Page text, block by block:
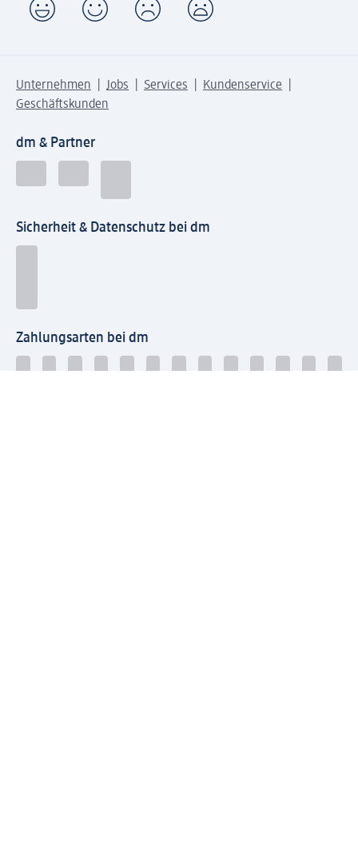
Unternehmen Jobs Services
Kundenservice
Geschäftskunden
dm & Partner
Sicherheit & Datenschutz bei dm
Zahlungsarten bei dm